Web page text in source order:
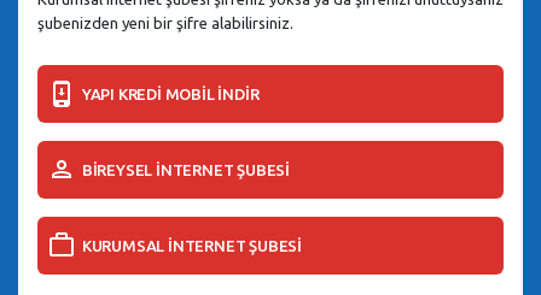
şubenizden yeni bir şifre alabilirsiniz.
YAPI KREDİ MOBİL İNDİR
BİREYSEL İNTERNET ŞUBESİ
KURUMSAL İNTERNET ŞUBESİ